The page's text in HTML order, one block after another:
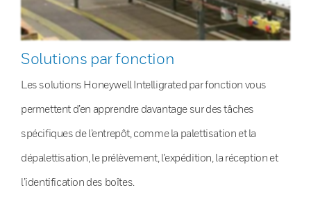
Solutions par fonction
Les solutions Honeywell Intelligrated par fonction vous
permettent d’en apprendre davantage sur des tâches
spécifiques de l’entrepôt, comme la palettisation et la
dépalettisation, le prélèvement, l’expédition, la réception et
l’identification des boîtes.